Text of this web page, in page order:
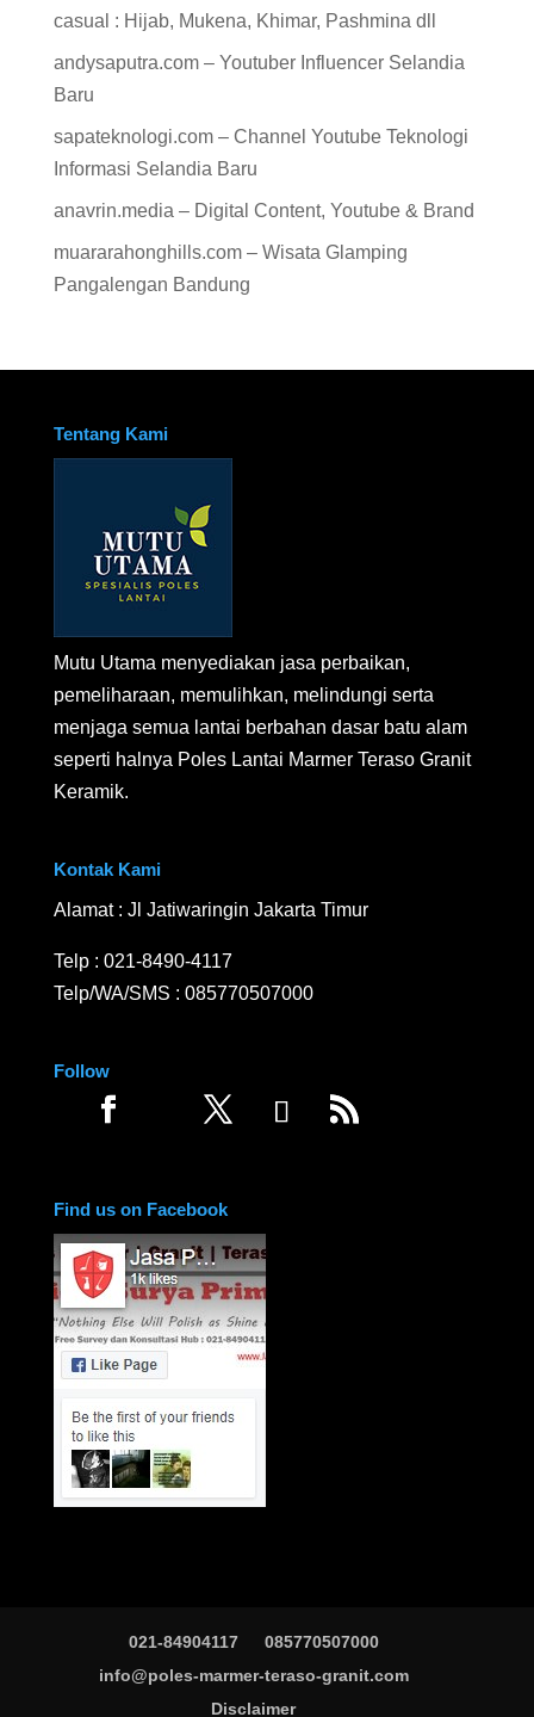
casual : Hijab, Mukena, Khimar, Pashmina dll
andysaputra.com – Youtuber Influencer Selandia
Baru
sapateknologi.com – Channel Youtube Teknologi
Informasi Selandia Baru
anavrin.media – Digital Content, Youtube & Brand
muararahonghills.com – Wisata Glamping
Pangalengan Bandung
Tentang Kami
Mutu Utama menyediakan jasa perbaikan,
pemeliharaan, memulihkan, melindungi serta
menjaga semua lantai berbahan dasar batu alam
seperti halnya Poles Lantai Marmer Teraso Granit
Keramik.
Kontak Kami
Alamat : Jl Jatiwaringin Jakarta Timur
Telp : 021-8490-4117
Telp/WA/SMS : 085770507000
Follow
Find us on Facebook
021-84904117
085770507000
info@poles-marmer-teraso-granit.com
Disclaimer